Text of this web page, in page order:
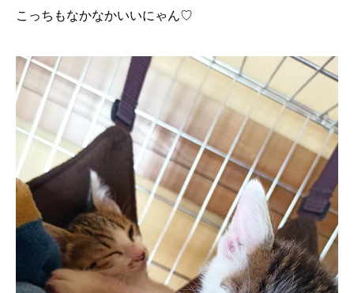
こっちもなかなかいいにゃん♡